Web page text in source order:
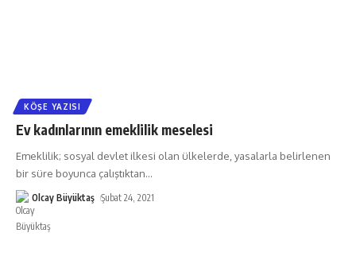
KÖŞE YAZISI
Ev kadınlarının emeklilik meselesi
Emeklilik; sosyal devlet ilkesi olan ülkelerde, yasalarla belirlenen
bir süre boyunca çalıştıktan…
Olcay Büyüktaş Şubat 24, 2021